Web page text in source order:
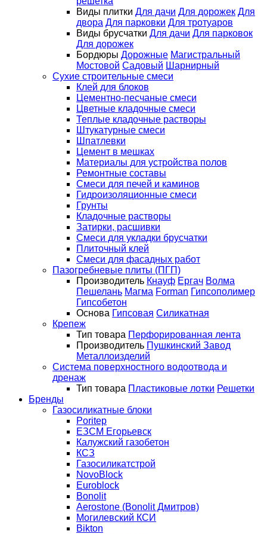
Виды плитки Для дачи Для дорожек Для
двора Для парковки Для тротуаров
Виды брусчатки Для дачи Для парковок
Для дорожек
Бордюры Дорожные Магистральный
Мостовой Садовый Шарнирный
Сухие строительные смеси
Клей для блоков
Цементно-песчаные смеси
Цветные кладочные смеси
Теплые кладочные растворы
Штукатурные смеси
Шпатлевки
Цемент в мешках
Материалы для устройства полов
Ремонтные составы
Смеси для печей и каминов
Гидроизоляционные смеси
Грунты
Кладочные растворы
Затирки, расшивки
Смеси для укладки брусчатки
Плиточный клей
Смеси для фасадных работ
Пазогребневые плиты (ПГП)
Производитель Кнауф Ергач Волма
Пешелань Магма Forman Гипсополимер
Гипсобетон
Основа Гипсовая Силикатная
Крепеж
Тип товара Перфорированная лента
Производитель Пушкинский Завод
Металлоизделий
Система поверхностного водоотвода и
дренаж
Тип товара Пластиковые лотки Решетки
Бренды
Газосиликатные блоки
Poritep
ЕЗСМ Егорьевск
Калужский газобетон
КСЗ
Газосиликатстрой
NovoBlock
Euroblock
Bonolit
Aerostone (Bonolit Дмитров)
Могилевский КСИ
Bikton